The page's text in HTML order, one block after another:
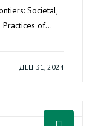
Societal,
Practices of…
ДЕЦ 31, 2024